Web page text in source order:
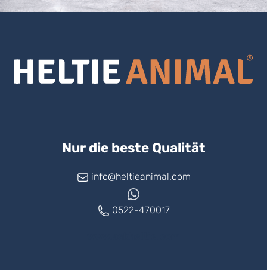
Nur die beste Qualität
info@heltieanimal.com
0522-470017